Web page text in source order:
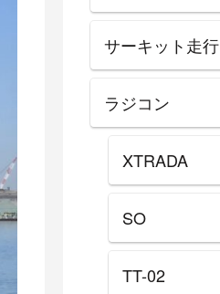
サーキット走行
ラジコン
XTRADA
SO
TT-02